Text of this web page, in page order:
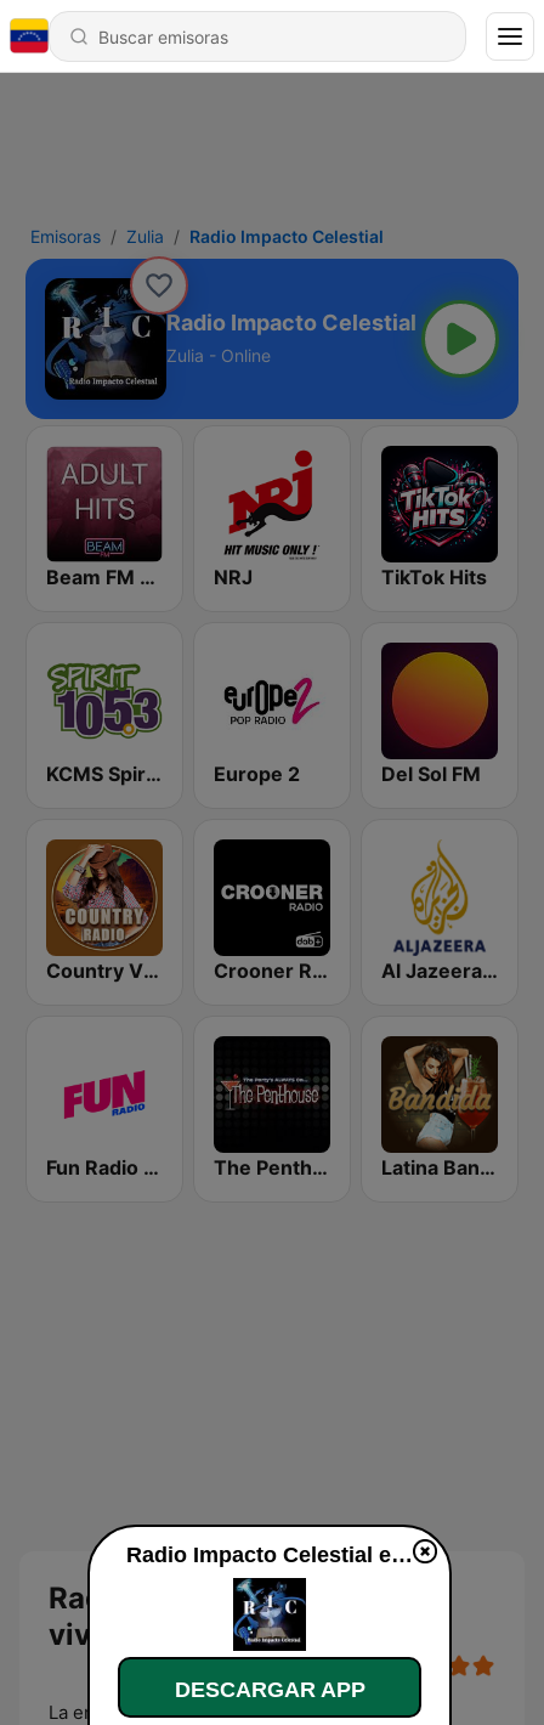
Emisoras Zulia Radio Impacto Celestial
Radio Impacto Celestial
Zulia - Online
Beam FM - Adult Hits NRJ TikTok Hits
KCMS Spirit 105.3 FM Europe 2 Del Sol FM
Country Vibes Crooner Radio Al Jazeera Arabic (قناة الجزيرة)
Fun Radio FRANCE The Penthouse Latina Bandida!
Radio Impacto Celestial en
vivo
La emisora del corazón de Dios
Radio Impacto Celestial en directo
DESCARGAR APP